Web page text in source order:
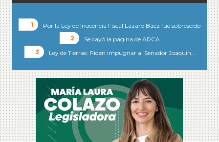
Por la Ley de Inocencia Fiscal Lázaro Báez fue sobreseído
Se cayó la página de ARCA
Ley de Tierras: Piden impugnar al Senador Joaquín…